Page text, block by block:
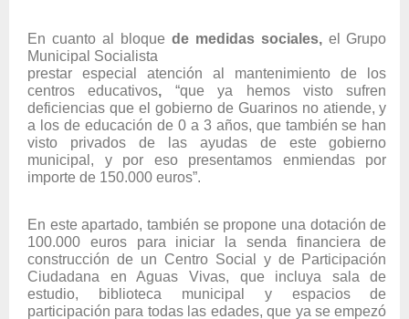
En cuanto al bloque de medidas sociales, el
Grupo
Municipal Socialista
prestar especial atención al mantenimiento de los
centros educativos, “que ya hemos visto sufren
deficiencias que el gobierno de Guarinos no atiende, y
a los de educación de 0 a 3 años, que también se han
visto privados de las ayudas de este gobierno
municipal, y por eso presentamos enmiendas por
importe de 150.000 euros”.
En este apartado, también se propone una dotación de
100.000 euros para iniciar la senda financiera de
construcción de un Centro Social y de Participación
Ciudadana en Aguas Vivas, que incluya sala de
estudio, biblioteca municipal y espacios de
participación para todas las edades, que ya se empezó